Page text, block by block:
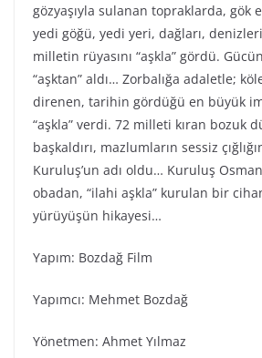
gözyaşıyla sulanan topraklarda, gök
yedi göğü, yedi yeri, dağları,
milletin rüyasını “aşkla” gördü.
“aşktan” aldı… Zorbalığa adaletle;
direnen, tarihin gördüğü en büyük
“aşkla” verdi. 72 milleti kıran bozuk
başkaldırı, mazlumların sessiz
Kuruluş’un adı oldu… Kuruluş
obadan, “ilahi aşkla” kurulan bir
yürüyüşün hikayesi…
Yapım: Bozdağ Film
Yapımcı: Mehmet Bozdağ
Yönetmen: Ahmet Yılmaz